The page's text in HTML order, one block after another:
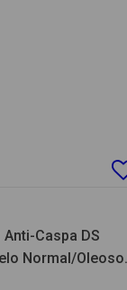
Caspa DS
Normal/Oleoso